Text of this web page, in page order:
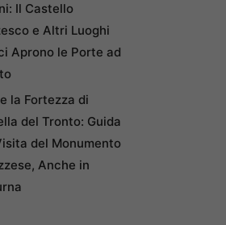
Il Castello
e Altri Luoghi
Aprono le Porte ad
la Fortezza di
del Tronto: Guida
del Monumento
Anche in